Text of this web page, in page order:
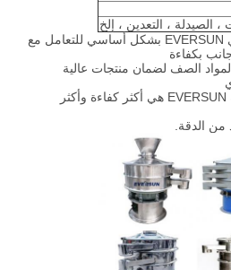
، الصيدلة ، التعدين ، إلخ
تم تصميم آلة الغربال الاهتزازي EVERSUN بشكل أساسي للتعامل مع
بكفاءة
الصف لضمان منتجات عالية
الغربال ، آلة الغربال الاهتزازية EVERSUN هي أكثر كفاءة وأكثر
من الدقة.